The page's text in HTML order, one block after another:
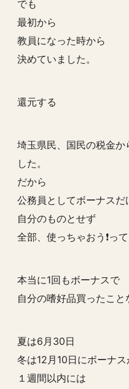
でも
最初から
教員になった時から
決めていました。
還元する
埼玉県民、国民の税金か
した。
だから
公務員としてボーナスだ
自分のものとせず
全部、使っちゃおう❗️って
本当に1回もボーナスで
自分の嗜好品買ったこと
夏は6月30日
冬は12月10日にボーナ
１週間以内には